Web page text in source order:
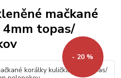
mačkané
topas/
- 20 %